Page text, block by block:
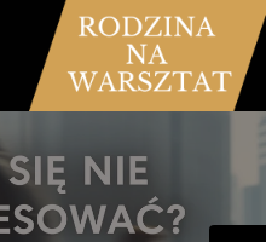
Przejdź
treści